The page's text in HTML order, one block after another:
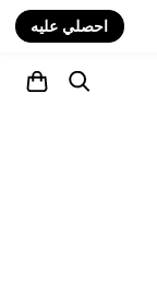
احصلي عليه